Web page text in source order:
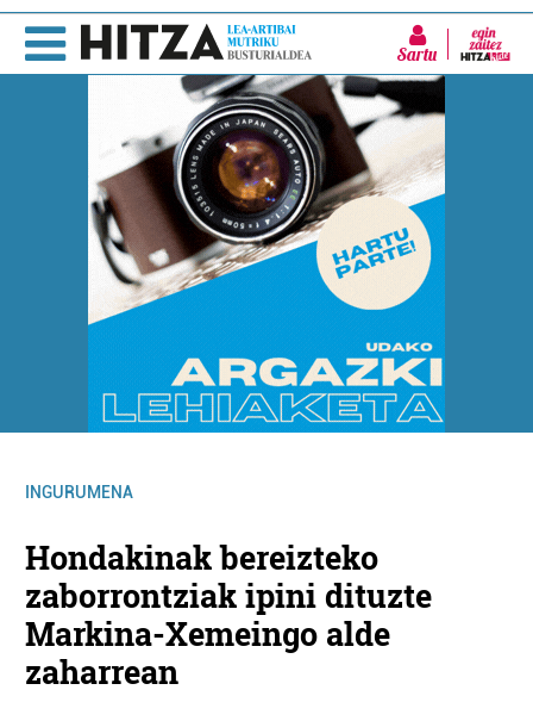
Sartu
INGURUMENA
Hondakinak bereizteko
zaborrontziak ipini dituzte
Markina-Xemeingo alde
zaharrean